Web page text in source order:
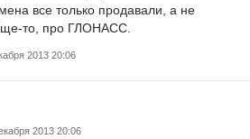
все только продавали, а не
то, про ГЛОНАСС.
2013 20:06
2013 20:06